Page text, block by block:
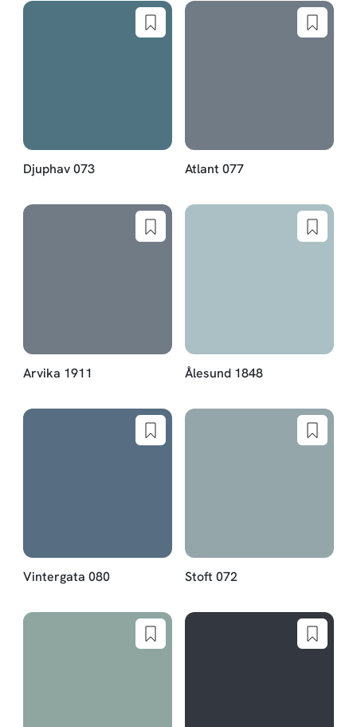
Djuphav 073 Atlant 077
Arvika 1911 Ålesund 1848
Vintergata 080 Stoft 072